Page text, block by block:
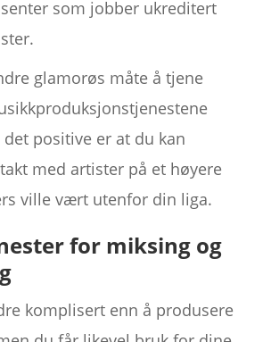
som jobber ukreditert
glamorøs måte å tjene
positive er at du kan
med artister på et høyere
ville vært utenfor din liga.
for miksing og
komplisert enn å produsere